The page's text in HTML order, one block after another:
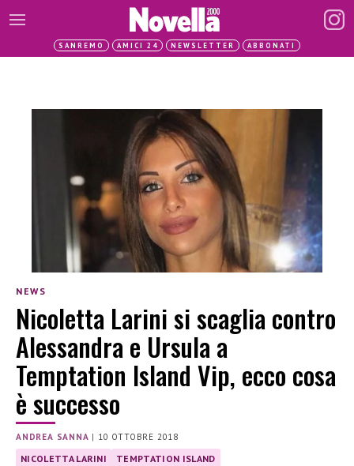
SANREMO AMICI 24 NEWSLETTER ABBONATI
NEWS
Nicoletta Larini si scaglia contro
Alessandra e Ursula a
Temptation Island Vip, ecco cosa
è successo
ANDREA SANNA | 10 OTTOBRE 2018
NICOLETTA LARINI TEMPTATION ISLAND